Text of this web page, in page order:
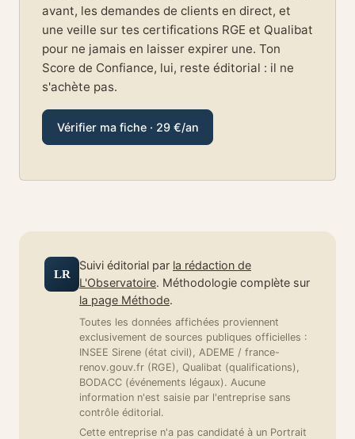
avant, les demandes de clients en direct, et
une veille sur tes certifications RGE et Qualibat
pour ne jamais en laisser expirer une. Ton
Score de Confiance, lui, reste éditorial : il ne
s'achète pas.
Vérifier ma fiche · 29 €/an
LR
Suivi éditorial par la rédaction de
L'Observatoire. Méthodologie complète sur
la page Méthode.
Toutes les données affichées proviennent
exclusivement de sources publiques officielles :
INSEE Sirene (état civil), ADEME / france-
renov.gouv.fr (RGE), Qualibat (qualifications),
BODACC (événements légaux). Aucune
information n'est saisie par l'entreprise sans
contrôle éditorial.
Cette entreprise n'a pas candidaté à un Portrait